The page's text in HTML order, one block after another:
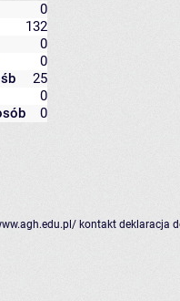
0
132
0
0
25
0
0
kontakt deklaracja